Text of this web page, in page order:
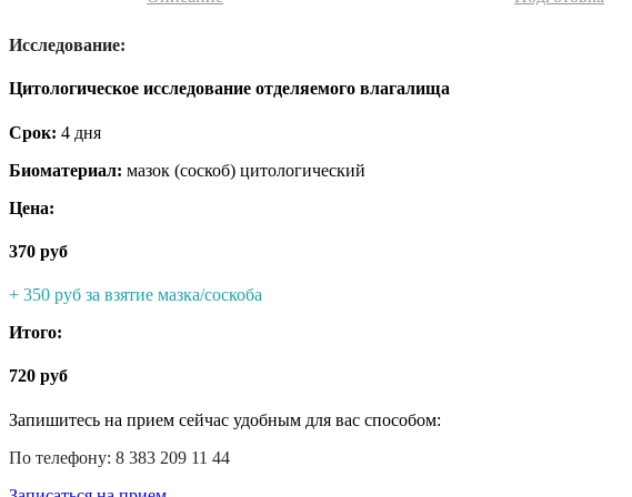
Исследование:
Цитологическое исследование отделяемого влагалища
Срок: 4 дня
Биоматериал: мазок (соскоб) цитологический
Цена:
370 руб
+ 350 руб за взятие мазка/соскоба
Итого:
720 руб
Запишитесь на прием сейчас удобным для вас способом:
По телефону: 8 383 209 11 44